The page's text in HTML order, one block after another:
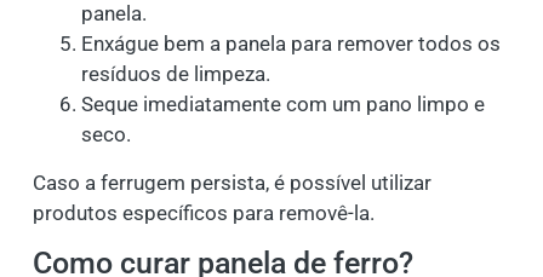
panela.
Enxágue bem a panela para remover todos os
resíduos de limpeza.
Seque imediatamente com um pano limpo e
seco.
Caso a ferrugem persista, é possível utilizar
produtos específicos para removê-la.
Como curar panela de ferro?